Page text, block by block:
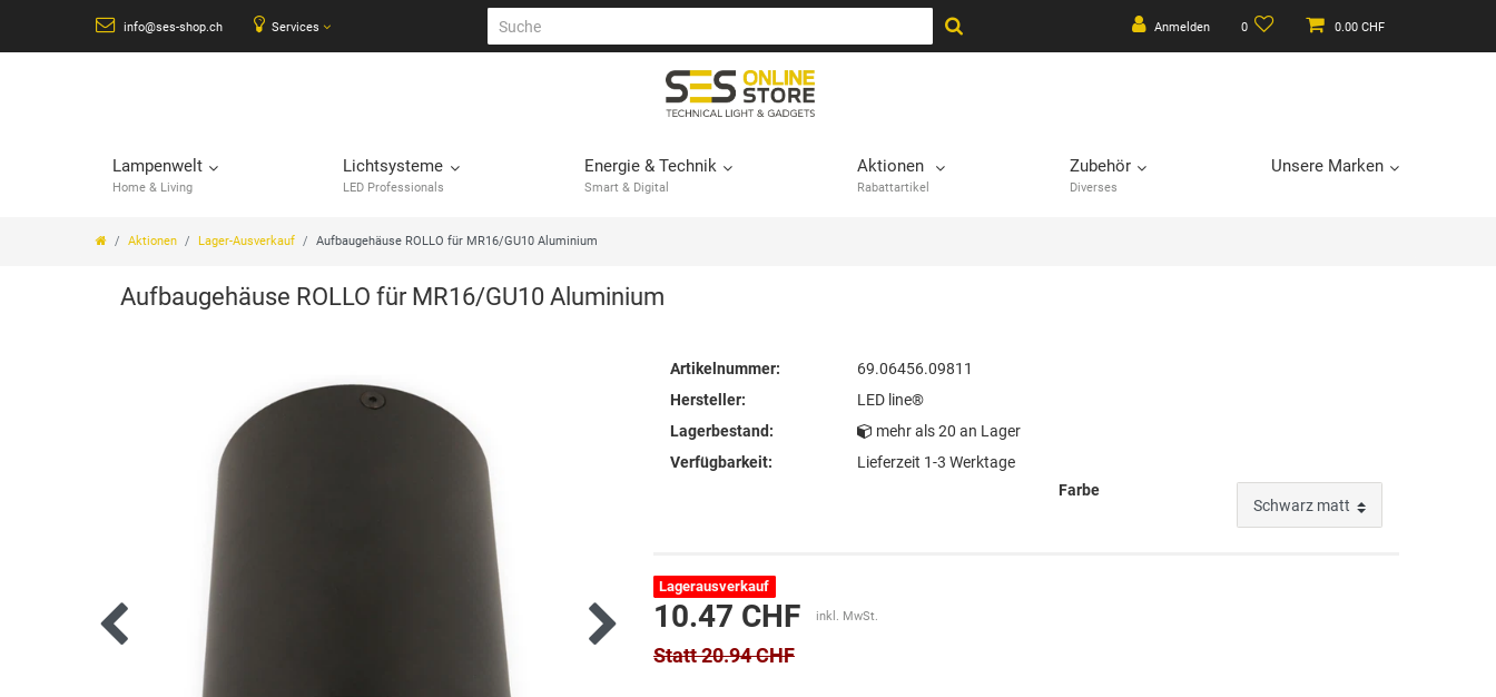
info@ses-shop.ch Services Anmelden 0 0.00 CHF
Lampenwelt
Home & Living
Lichtsysteme
LED Professionals
Energie & Technik
Smart & Digital
Aktionen
Rabattartikel
Zubehör
Diverses
Unsere Marken
Aktionen Lager-Ausverkauf Aufbaugehäuse ROLLO für MR16/GU10 Aluminium
Aufbaugehäuse ROLLO für MR16/GU10 Aluminium
Artikelnummer:
69.06456.09811
Hersteller:
LED line®
Lagerbestand:
mehr als 20 an Lager
Verfügbarkeit:
Lieferzeit 1-3 Werktage
Farbe
Lagerausverkauf
Statt 20.94 CHF
10.47 CHF inkl. MwSt.